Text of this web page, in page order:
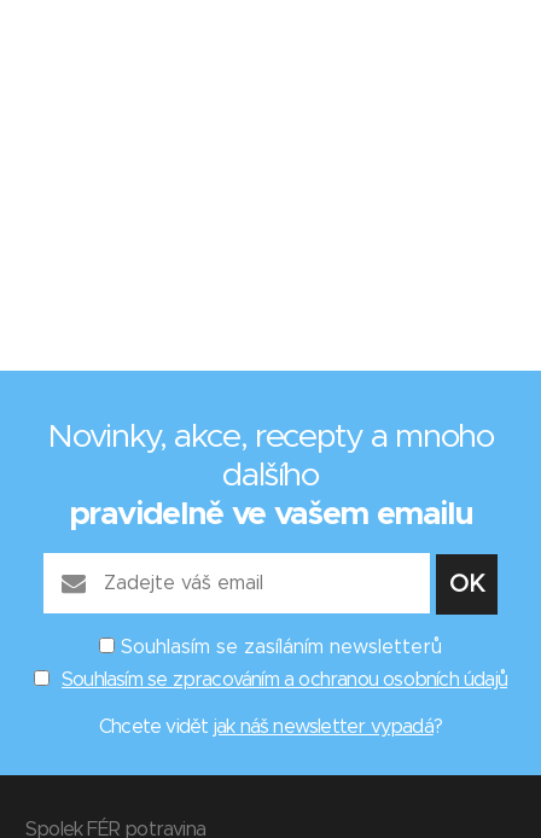
Novinky, akce, recepty a mnoho
dalšího
pravidelně ve vašem emailu
Souhlasím se zasíláním newsletterů
Souhlasím se zpracováním a ochranou osobních údajů
Chcete vidět jak náš newsletter vypadá?
Spolek FÉR potravina